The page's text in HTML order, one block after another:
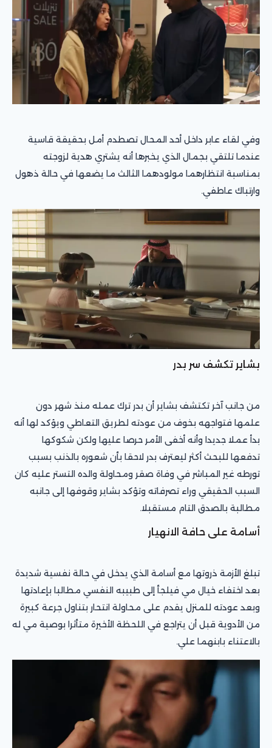
وفي لقاء عابر داخل أحد المحال تصطدم أمل بحقيقة قاسية
عندما تلتقي بجمال الذي يخبرها أنه يشتري هدية لزوجته
بمناسبة انتظارهما مولودهما الثالث ما يضعها في حالة ذهول
وارتباك عاطفي.
بشاير تكشف سر بدر
من جانب آخر تكتشف بشاير أن بدر ترك عمله منذ شهر دون
علمها فتواجهه بخوف من عودته لطريق التعاطي ويؤكد لها أنه
بدأ عملا جديدا وأنه أخفى الأمر حرصا عليها ولكن شكوكها
تدفعها للبحث أكثر ليعترف بدر لاحقا بأن شعوره بالذنب بسبب
تورطه غير المباشر في وفاة صقر ومحاولة والده التستر عليه كان
السبب الحقيقي وراء تصرفاته وتؤكد بشاير وقوفها إلى جانبه
مطالبة بالصدق التام مستقبلا.
أسامة على حافة الانهيار
تبلغ الأزمة ذروتها مع أسامة الذي يدخل في حالة نفسية شديدة
بعد اختفاء خيال مي فيلجأ إلى طبيبه النفسي مطالبا بإعادتها
وبعد عودته للمنزل يقدم على محاولة انتحار بتناول جرعة كبيرة
من الأدوية قبل أن يتراجع في اللحظة الأخيرة متأثرا بوصية مي له
بالاعتناء بابنهما علي.